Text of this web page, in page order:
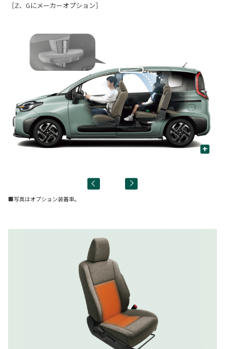
［Z、Gにメーカーオプション］
+
■写真はオプション装着車。